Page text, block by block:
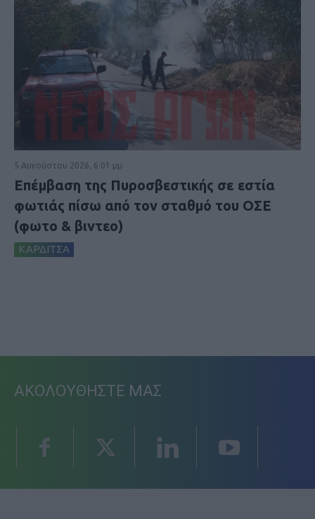
5 Αυγούστου 2026, 6:01 μμ
Επέμβαση της Πυροσβεστικής σε εστία
φωτιάς πίσω από τον σταθμό του ΟΣΕ
(φωτο & βιντεο)
ΚΑΡΔΙΤΣΑ
ΑΚΟΛΟΥΘΗΣΤΕ ΜΑΣ